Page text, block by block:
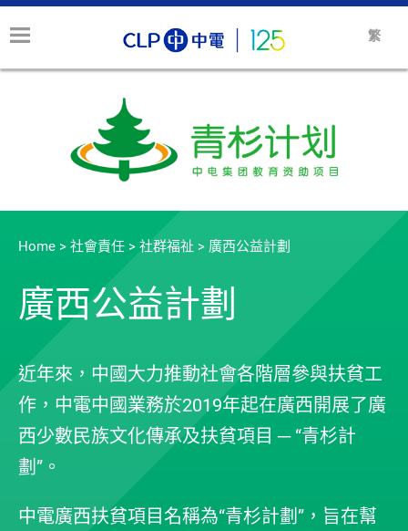
繁
Home > 社會責任 > 社群福祉 > 廣西公益計劃
廣西公益計劃
近年來，中國大力推動社會各階層參與扶貧工
作，中電中國業務於2019年起在廣西開展了廣
西少數民族文化傳承及扶貧項目 ─ “青杉計
劃”。
中電廣西扶貧項目名稱為“青杉計劃”，旨在幫